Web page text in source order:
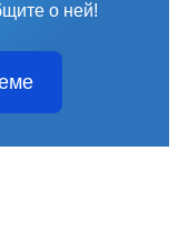
о ней!